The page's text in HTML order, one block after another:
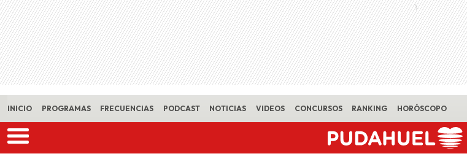
INICIO PROGRAMAS FRECUENCIAS PODCAST NOTICIAS VIDEOS CONCURSOS RANKING HORÓSCOPO